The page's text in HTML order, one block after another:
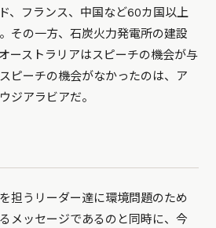
、フランス、中国など60カ国以上
その一方、石炭火力発電所の建設
ーストラリアはスピーチの機会が与
ピーチの機会がなかったのは、ア
ジアラビアだ。
担うリーダー達に環境問題のため
メッセージであるのと同時に、今